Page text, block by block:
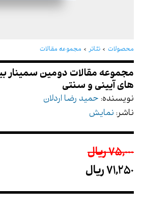
محصولات تئاتر مجموعه مقالات
مجموعه مقالات دومین
نویسنده: حمید رضا اردلان
ناشر: نمایش
75,000 ريال
71,250 ريال